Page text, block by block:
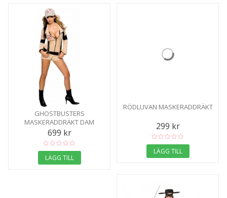
GHOSTBUSTERS
MASKERADDRÄKT DAM
699 kr
LÄGG TILL
RÖDLUVAN MASKERADDRÄKT
299 kr
LÄGG TILL